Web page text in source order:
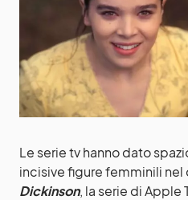
Le serie tv hanno dato
incisive figure femminili nel
Dickinson, la serie di Apple